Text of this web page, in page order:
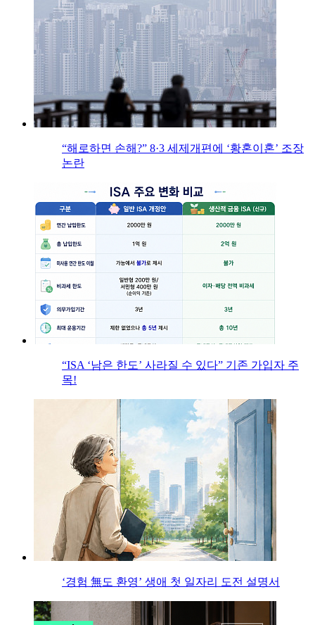
“해로하면 손해?” 8·3 세제개편에 ‘황혼이혼’ 조장
논란
“ISA ‘남은 한도’ 사라질 수 있다” 기존 가입자 주
목!
‘경험 無도 환영’ 생애 첫 일자리 도전 설명서